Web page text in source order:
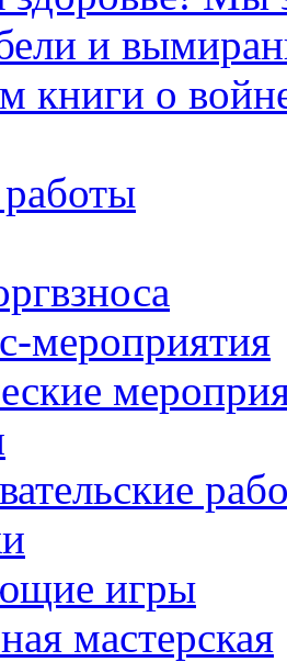
и
книги о
мероприятия
игры
мастерская